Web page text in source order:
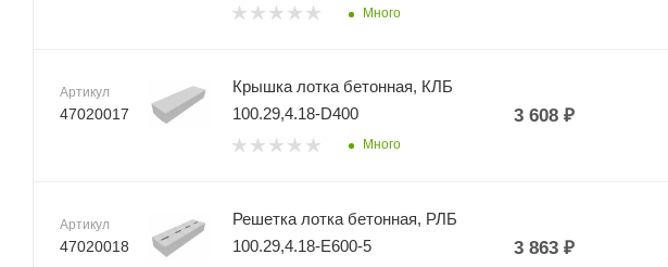
Много
Артикул
47020017
Крышка лотка бетонная, КЛБ
100.29,4.18-D400
Много
3 608₽
Артикул
47020018
Решетка лотка бетонная, РЛБ
100.29,4.18-E600-5
3 863₽